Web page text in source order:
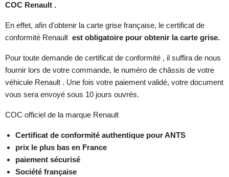
COC Renault .
En effet, afin d'obtenir la carte grise française, le certificat de
conformité Renault est obligatoire pour obtenir la carte grise.
Pour toute demande de certificat de conformité , il suffira de nous
fournir lors de votre commande, le numéro de châssis de votre
véhicule Renault . Une fois votre paiement validé, votre document
vous sera envoyé sous 10 jours ouvrés.
COC officiel de la marque Renault
Certificat de conformité authentique pour ANTS
prix le plus bas en France
paiement sécurisé
Société française